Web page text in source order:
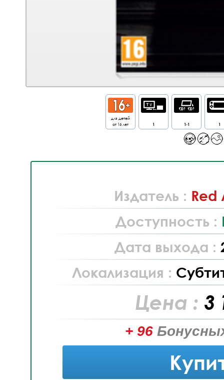
для детей
от 16 лет
1 1-1 1
Издатель : Red
Доступность :
Дата выхода :
Локализация :
Цена : 3
+ 96